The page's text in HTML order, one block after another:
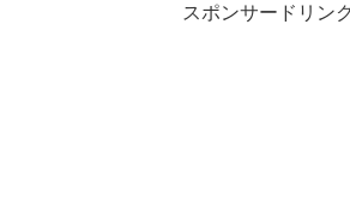
スポンサードリンク